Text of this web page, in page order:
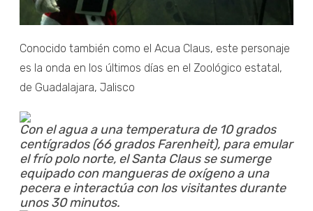
Conocido también como el Acua Claus, este personaje
es la onda en los últimos días en el Zoológico estatal,
de Guadalajara, Jalisco
Con el agua a una temperatura de 10 grados
centígrados (66 grados Farenheit), para emular
el frío polo norte, el Santa Claus se sumerge
equipado con mangueras de oxígeno a una
pecera e interactúa con los visitantes durante
unos 30 minutos.